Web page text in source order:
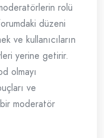
rolü
düzeni
ve kullanıcıların
yerine getirir.
olmayı
ve
moderatör